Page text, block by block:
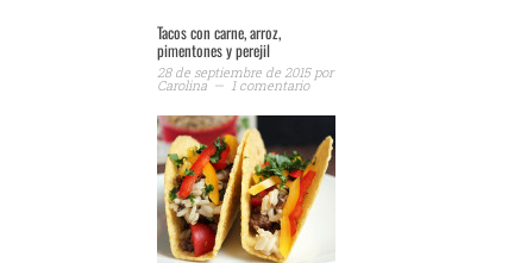
Tacos con carne, arroz,
pimentones y perejil
28 de septiembre de 2015por
Carolina 1 comentario